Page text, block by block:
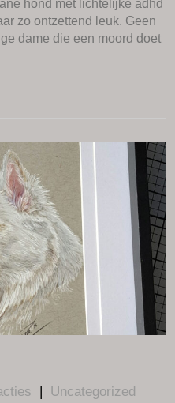
hond met lichtelijke adhd
zo ontzettend leuk. Geen
dame die een moord doet
| Uncategorized